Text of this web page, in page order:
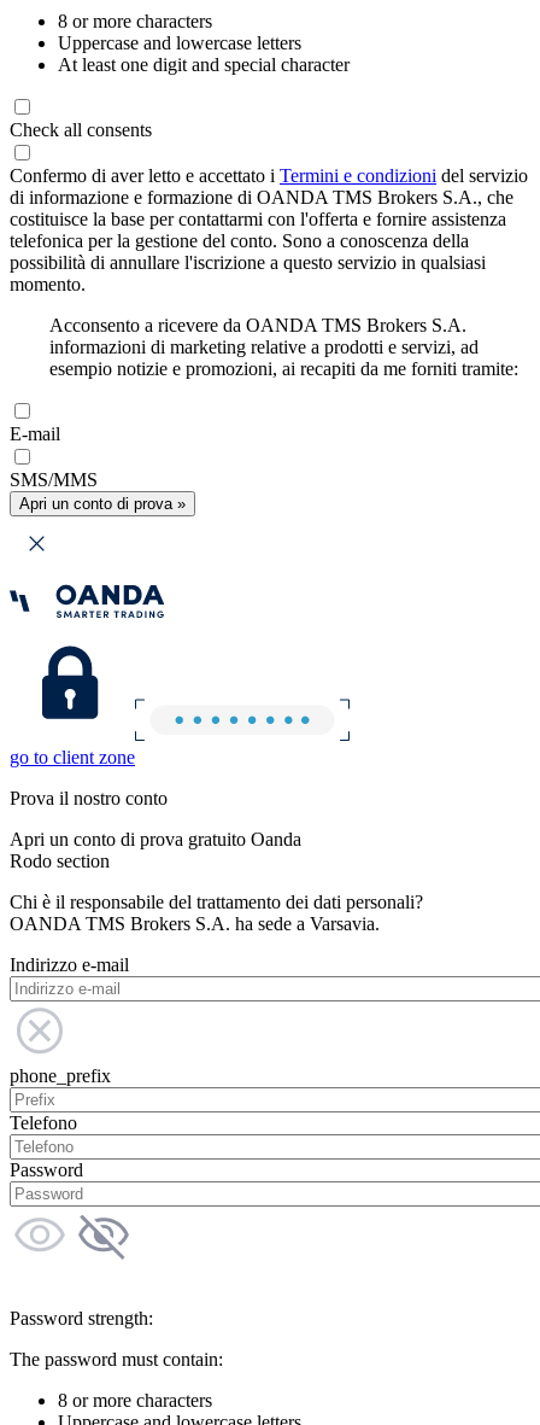
8 or more characters
Uppercase and lowercase letters
At least one digit and special character
Check all consents
Confermo di aver letto e accettato i Termini e condizioni del servizio
di informazione e formazione di OANDA TMS Brokers S.A., che
costituisce la base per contattarmi con l'offerta e fornire assistenza
telefonica per la gestione del conto. Sono a conoscenza della
possibilità di annullare l'iscrizione a questo servizio in qualsiasi
momento.
Acconsento a ricevere da OANDA TMS Brokers S.A.
informazioni di marketing relative a prodotti e servizi, ad
esempio notizie e promozioni, ai recapiti da me forniti tramite:
E-mail
SMS/MMS
Apri un conto di prova »
go to client zone
Prova il nostro conto
Apri un conto di prova gratuito Oanda
Rodo section
Chi è il responsabile del trattamento dei dati personali?
OANDA TMS Brokers S.A. ha sede a Varsavia.
Indirizzo e-mail
phone_prefix
Telefono
Password
Password strength:
The password must contain:
8 or more characters